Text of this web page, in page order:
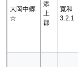
大岡中郷
☆
添
上
郡
寛和
3.2.1